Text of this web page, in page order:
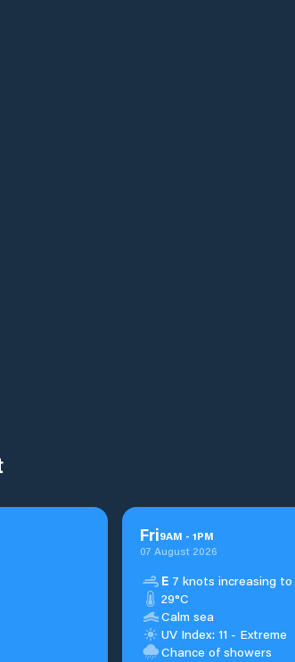
Fri9AM - 1PM
07 August 2026
E 7 knots increasing to
29°C
Calm sea
UV Index: 11 - Extreme
Chance of showers